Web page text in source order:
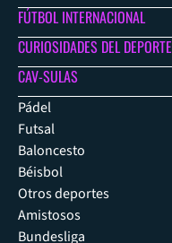
FÚTBOL INTERNACIONAL
CURIOSIDADES DEL DEPORTE
CAV-SULAS
Pádel
Futsal
Baloncesto
Béisbol
Otros deportes
Amistosos
Bundesliga